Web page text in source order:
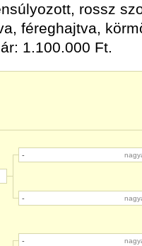
rossz
féreghajtva,
1.100.000 Ft.
-
-
-